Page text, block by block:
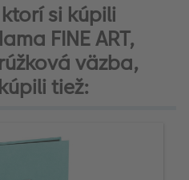
si kúpili
FINE ART,
väzba,
tiež: